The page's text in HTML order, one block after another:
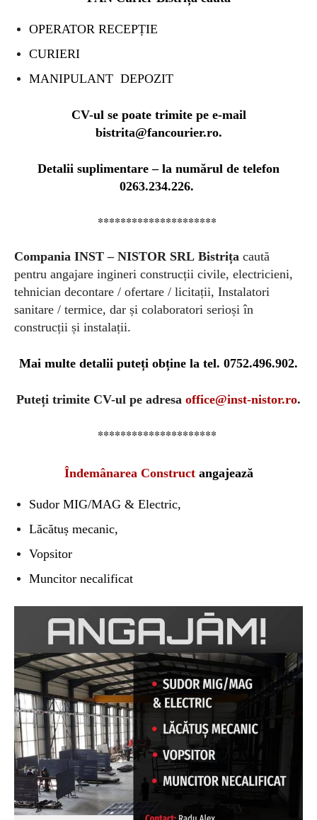
OPERATOR RECEPȚIE
CURIERI
MANIPULANT DEPOZIT
CV-ul se poate trimite pe e-mail
bistrita@fancourier.ro.
Detalii suplimentare – la numărul de telefon
0263.234.226.
*********************
Compania INST – NISTOR SRL Bistrița caută
pentru angajare ingineri construcții civile, electricieni,
tehnician decontare / ofertare / licitații, Instalatori
sanitare / termice, dar și colaboratori serioși în
construcții și instalații.
Mai multe detalii puteți obține la tel. 0752.496.902.
Puteți trimite CV-ul pe adresa office@inst-nistor.ro.
*********************
Îndemânarea Constructangajează
Sudor MIG/MAG & Electric,
Lăcătuș mecanic,
Vopsitor
Muncitor necalificat